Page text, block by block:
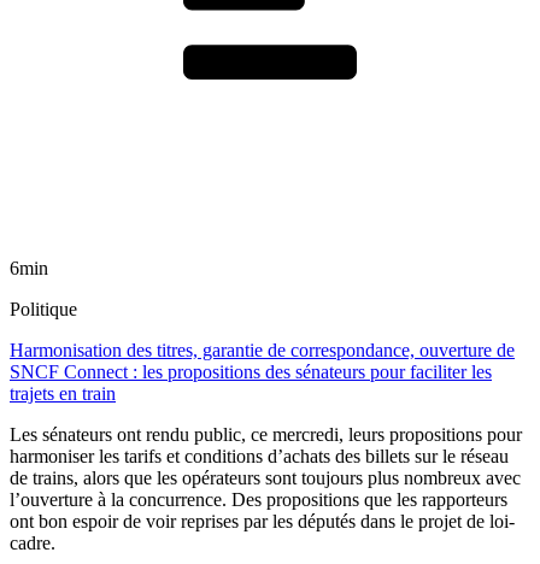
6min
Politique
Harmonisation des titres, garantie de correspondance, ouverture de
SNCF Connect : les propositions des sénateurs pour faciliter les
trajets en train
Les sénateurs ont rendu public, ce mercredi, leurs propositions pour
harmoniser les tarifs et conditions d’achats des billets sur le réseau
de trains, alors que les opérateurs sont toujours plus nombreux avec
l’ouverture à la concurrence. Des propositions que les rapporteurs
ont bon espoir de voir reprises par les députés dans le projet de loi-
cadre.